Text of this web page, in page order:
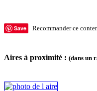
Save Recommander ce
Aires à proximité : (dans un